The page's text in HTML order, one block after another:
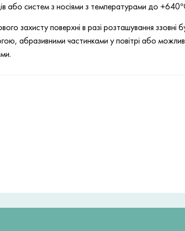
або систем з носіями з температурами до
захисту поверхні в разі розташування ззовні
абразивними частинками у повітрі або